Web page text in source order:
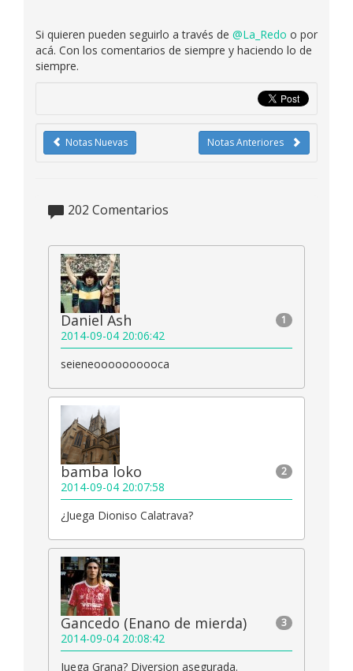
Si quieren pueden seguirlo a través de @La_Redo o por
acá. Con los comentarios de siempre y haciendo lo de
siempre.
Notas Anteriores
Notas Nuevas
202 Comentarios
1
Daniel Ash
2014-09-04 20:06:42
seieneoooooooooca
2
bamba loko
2014-09-04 20:07:58
¿Juega Dioniso Calatrava?
3
Gancedo (Enano de mierda)
2014-09-04 20:08:42
Juega Grana? Diversion asegurada.